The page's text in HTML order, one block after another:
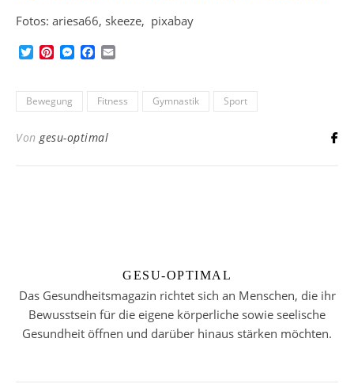
Fotos: ariesa66, skeeze, pixabay
TwitterPinterest
Messenger
Facebook
Bewegung Fitness Gymnastik Sport
Vongesu-optimal
GESU-OPTIMAL
Das Gesundheitsmagazin richtet sich an Menschen, die ihr
Bewusstsein für die eigene körperliche sowie seelische
Gesundheit öffnen und darüber hinaus stärken möchten.